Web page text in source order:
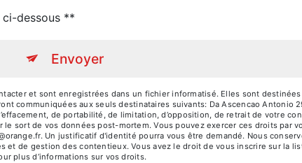
dessous **
Envoyer
et sont enregistrées dans un fichier informatisé. Elles sont
communiquées aux seuls destinataires suivants: Da Ascencao Antonio
de portabilité, de limitation, d’opposition, de retrait de votre
sort de vos données post-mortem. Vous pouvez exercer ces droits par
Un justificatif d'identité pourra vous être demandé. Nous
de gestion des contentieux. Vous avez le droit de vous inscrire sur la
plus d’informations sur vos droits.